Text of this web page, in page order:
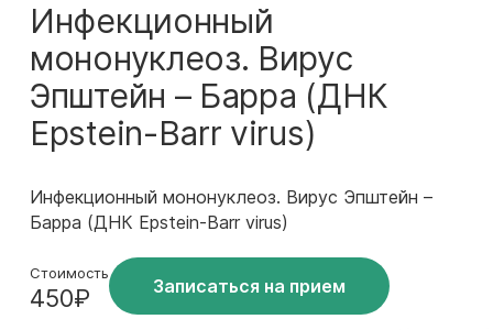
Инфекционный
мононуклеоз. Вирус
Эпштейн – Барра (ДНК
Epstein-Barr virus)
Инфекционный мононуклеоз. Вирус Эпштейн –
Барра (ДНК Epstein-Barr virus)
Стоимость
450₽ Записаться на прием